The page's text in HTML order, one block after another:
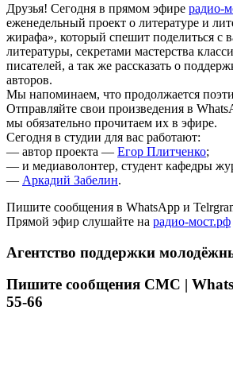
Друзья! Сегодня в прямом эфире радио-
еженедельный проект о литературе и
жирафа», который спешит поделиться с
литературы, секретами мастерства
писателей, а так же рассказать о
авторов.
Мы напоминаем, что продолжается
Отправляйте свои произведения в
мы обязательно прочитаем их в эфире.
Сегодня в студии для вас работают:
— автор проекта — Егор Плитченко;
— и медиаволонтер, студент кафедры
— Аркадий Забелин.
Пишите сообщения в WhatsApp и
Прямой эфир слушайте на радио-мост.рф
Агентство поддержки
Пишите сообщения СМС |
55-66